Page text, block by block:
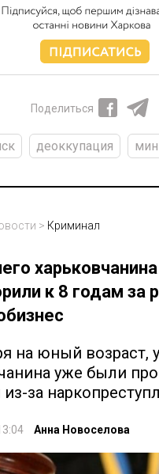
Поделиться
деоккупация
> Криминал
харьковчанина
к 8 годам за
на юный возраст, у
уже были
за
Анна Новоселова